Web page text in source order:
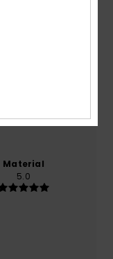
Material
5.0